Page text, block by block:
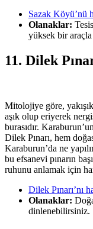
Sazak Köyü’nü
Olanaklar:
yüksek bir
11. Dilek
Mitolojiye göre,
aşık olup eriyerek
burasıdır.
Dilek Pınarı, hem
Karaburun’da ne
bu efsanevi pınarın
ruhunu anlamak için
Dilek Pınarı’nı
Olanaklar:
dinlenebilirsiniz.